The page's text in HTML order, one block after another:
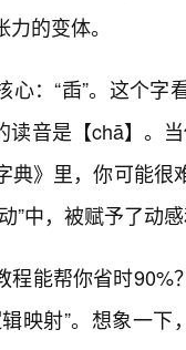
的变体。
心：“臿”。这个
读音是【chā】。
典》里，你可能
”中，被赋予了动
程能帮你省时
映射”。想象一